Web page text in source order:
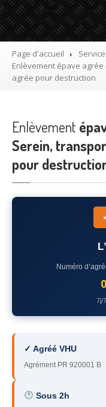
Utilitaire
Démolisseur
Mettre à la
Dépollutionde
Destructionde
EpavisteGratuit
Rachatvoiture
Où?
– Seine-et-
– Yvelines
– Hauts-de-
93– Seine-
94 – Val-de-
95– Val d’Oise
91 – Essonne
Page d'accueil
Service
Enlèvement épave agrée
agrée pour destruction
Enlèvement
Serein,
pour
Numéro
7j/
✓ Agréé VHU
Agrément PR 920001 B
Sous 2h